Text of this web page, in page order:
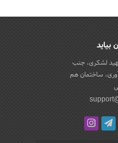
بیاید
لشکری، جنب
ساختمان هم